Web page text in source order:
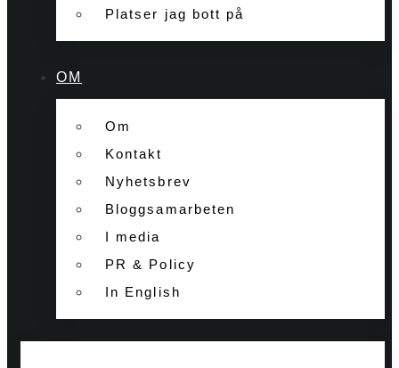
Platser jag bott på
OM
Om
Kontakt
Nyhetsbrev
Bloggsamarbeten
I media
PR & Policy
In English